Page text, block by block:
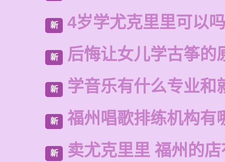
新 4岁学尤克里里可以吗
新 后悔让女儿学古筝的
新 学音乐有什么专业和
新 福州唱歌排练机构有
新 卖尤克里里 福州的